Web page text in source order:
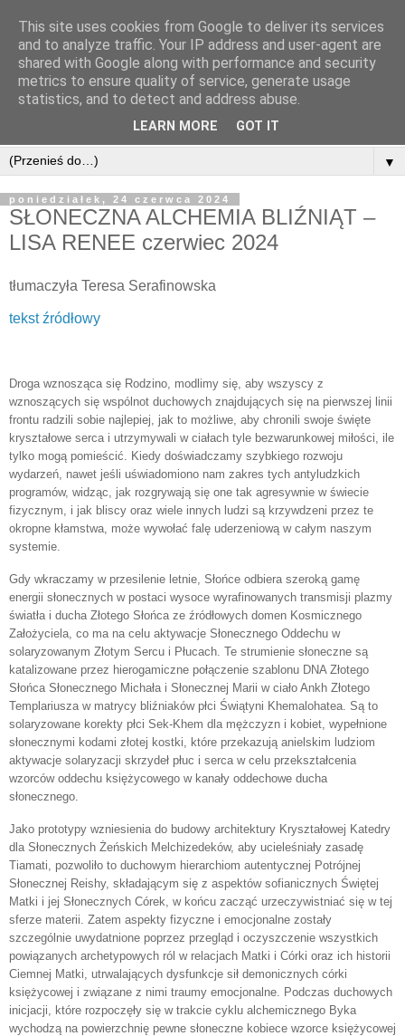
▼
poniedziałek, 24 czerwca 2024
SŁONECZNA ALCHEMIA BLIŹNIĄT –
LISA RENEE czerwiec 2024
tłumaczyła Teresa Serafinowska
tekst źródłowy
Droga wznosząca się Rodzino, modlimy się, aby wszyscy z
wznoszących się wspólnot duchowych znajdujących się na pierwszej linii
frontu radzili sobie najlepiej, jak to możliwe, aby chronili swoje święte
kryształowe serca i utrzymywali w ciałach tyle bezwarunkowej miłości, ile
tylko mogą pomieścić. Kiedy doświadczamy szybkiego rozwoju
wydarzeń, nawet jeśli uświadomiono nam zakres tych antyludzkich
programów, widząc, jak rozgrywają się one tak agresywnie w świecie
fizycznym, i jak bliscy oraz wiele innych ludzi są krzywdzeni przez te
okropne kłamstwa, może wywołać falę uderzeniową w całym naszym
systemie.
Gdy wkraczamy w przesilenie letnie, Słońce odbiera szeroką gamę
energii słonecznych w postaci wysoce wyrafinowanych transmisji plazmy
światła i ducha Złotego Słońca ze źródłowych domen Kosmicznego
Założyciela, co ma na celu aktywacje Słonecznego Oddechu w
solaryzowanym Złotym Sercu i Płucach. Te strumienie słoneczne są
katalizowane przez hierogamiczne połączenie szablonu DNA Złotego
Słońca Słonecznego Michała i Słonecznej Marii w ciało Ankh Złotego
Templariusza w matrycy bliźniaków płci Świątyni Khemalohatea. Są to
solaryzowane korekty płci Sek-Khem dla mężczyzn i kobiet, wypełnione
słonecznymi kodami złotej kostki, które przekazują anielskim ludziom
aktywacje solaryzacji skrzydeł płuc i serca w celu przekształcenia
wzorców oddechu księżycowego w kanały oddechowe ducha
słonecznego.
Jako prototypy wzniesienia do budowy architektury Kryształowej Katedry
dla Słonecznych Żeńskich Melchizedeków, aby ucieleśniały zasadę
Tiamati, pozwoliło to duchowym hierarchiom autentycznej Potrójnej
Słonecznej Reishy, składającym się z aspektów sofianicznych Świętej
Matki i jej Słonecznych Córek, w końcu zacząć urzeczywistniać się w tej
sferze materii. Zatem aspekty fizyczne i emocjonalne zostały
szczególnie uwydatnione poprzez przegląd i oczyszczenie wszystkich
powiązanych archetypowych ról w relacjach Matki i Córki oraz ich historii
Ciemnej Matki, utrwalających dysfunkcje sił demonicznych córki
księżycowej i związane z nimi traumy emocjonalne. Podczas duchowych
inicjacji, które rozpoczęły się w trakcie cyklu alchemicznego Byka
wychodzą na powierzchnię pewne słoneczne kobiece wzorce księżycowej
This site uses cookies from Google to deliver its services
and to analyze traffic. Your IP address and user-agent are
shared with Google along with performance and security
metrics to ensure quality of service, generate usage
statistics, and to detect and address abuse.
LEARN MORE GOT IT